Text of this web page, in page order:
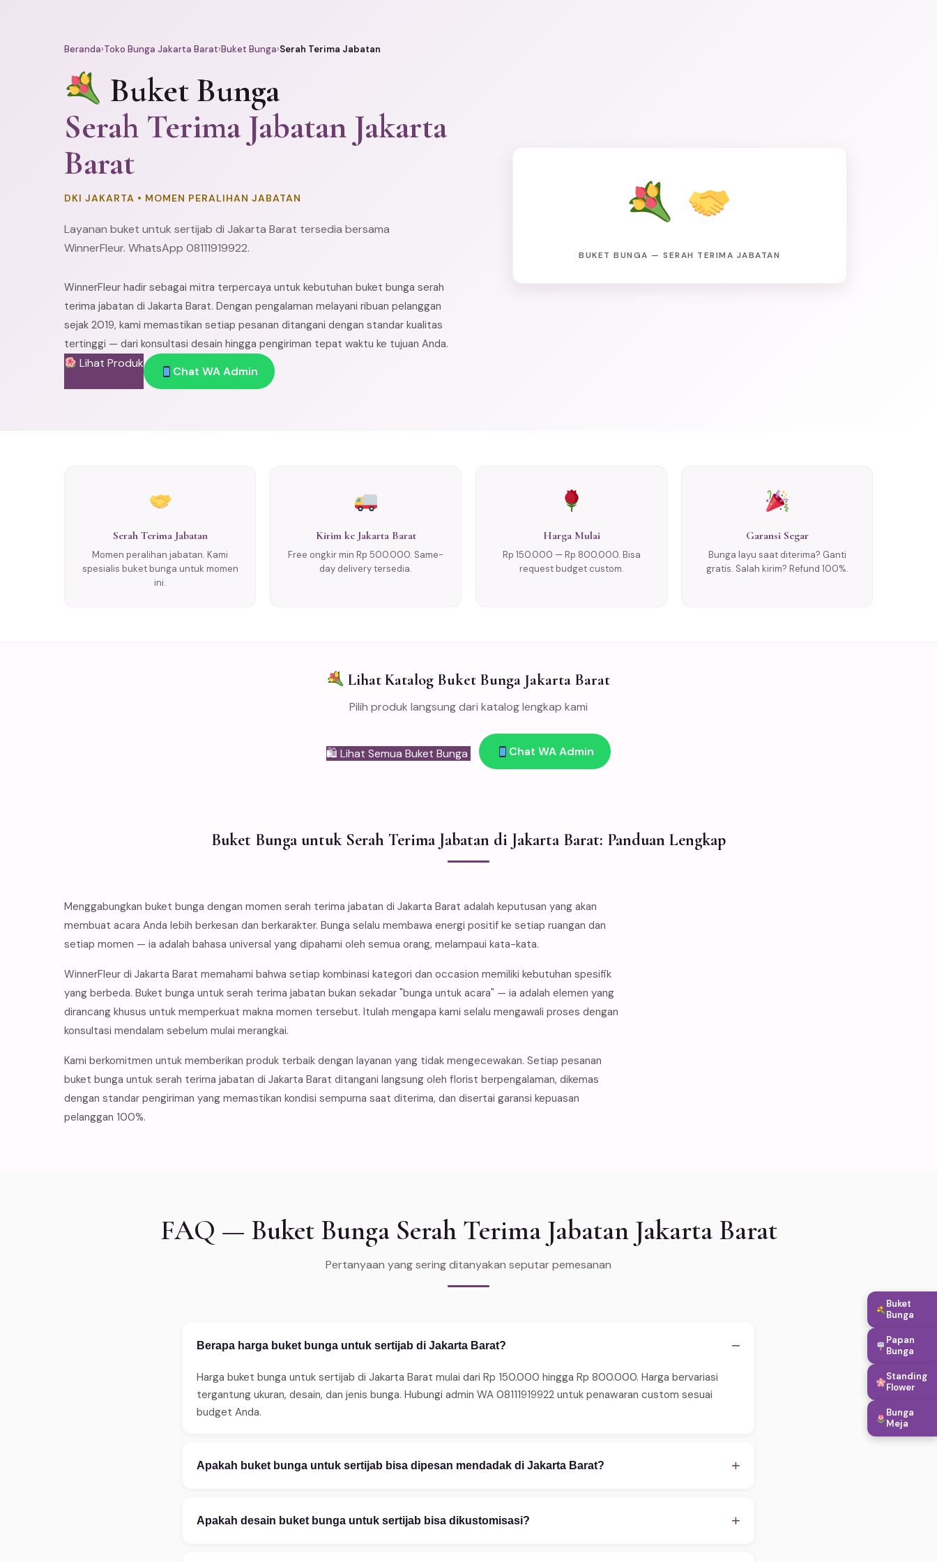
Beranda›Toko Bunga Jakarta Barat›Buket Bunga›Serah Terima Jabatan
Buket Bunga
Serah Terima Jabatan Jakarta
Barat
DKI JAKARTA • MOMEN PERALIHAN JABATAN
Layanan buket untuk sertijab di Jakarta Barat tersedia bersama
WinnerFleur. WhatsApp 08111919922.
WinnerFleur hadir sebagai mitra terpercaya untuk kebutuhan buket bunga serah
terima jabatan di Jakarta Barat. Dengan pengalaman melayani ribuan pelanggan
sejak 2019, kami memastikan setiap pesanan ditangani dengan standar kualitas
tertinggi — dari konsultasi desain hingga pengiriman tepat waktu ke tujuan Anda.
Lihat Produk
Chat WA Admin
BUKET BUNGA — SERAH TERIMA JABATAN
Serah Terima Jabatan
Momen peralihan jabatan. Kami
spesialis buket bunga untuk momen
ini.
Kirim ke Jakarta Barat
Free ongkir min Rp 500.000. Same-
day delivery tersedia.
Harga Mulai
Rp 150.000 — Rp 800.000. Bisa
request budget custom.
Garansi Segar
Bunga layu saat diterima? Ganti
gratis. Salah kirim? Refund 100%.
Lihat Katalog Buket Bunga Jakarta Barat
Pilih produk langsung dari katalog lengkap kami
🛍 Lihat Semua Buket Bunga Chat WA Admin
Buket Bunga untuk Serah Terima Jabatan di Jakarta Barat: Panduan Lengkap
Menggabungkan buket bunga dengan momen serah terima jabatan di Jakarta Barat adalah keputusan yang akan
membuat acara Anda lebih berkesan dan berkarakter. Bunga selalu membawa energi positif ke setiap ruangan dan
setiap momen — ia adalah bahasa universal yang dipahami oleh semua orang, melampaui kata-kata.
WinnerFleur di Jakarta Barat memahami bahwa setiap kombinasi kategori dan occasion memiliki kebutuhan spesifik
yang berbeda. Buket bunga untuk serah terima jabatan bukan sekadar "bunga untuk acara" — ia adalah elemen yang
dirancang khusus untuk memperkuat makna momen tersebut. Itulah mengapa kami selalu mengawali proses dengan
konsultasi mendalam sebelum mulai merangkai.
Kami berkomitmen untuk memberikan produk terbaik dengan layanan yang tidak mengecewakan. Setiap pesanan
buket bunga untuk serah terima jabatan di Jakarta Barat ditangani langsung oleh florist berpengalaman, dikemas
dengan standar pengiriman yang memastikan kondisi sempurna saat diterima, dan disertai garansi kepuasan
pelanggan 100%.
FAQ — Buket Bunga Serah Terima Jabatan Jakarta Barat
Pertanyaan yang sering ditanyakan seputar pemesanan
Berapa harga buket bunga untuk sertijab di Jakarta Barat? −
Harga buket bunga untuk sertijab di Jakarta Barat mulai dari Rp 150.000 hingga Rp 800.000. Harga bervariasi
tergantung ukuran, desain, dan jenis bunga. Hubungi admin WA 08111919922 untuk penawaran custom sesuai
budget Anda.
Apakah buket bunga untuk sertijab bisa dipesan mendadak di Jakarta Barat? +
sebelum jam 14:00. Tersedia juga layanan express 2–4 jam untuk area tertentu. Hubungi WA untuk konfirmasi
Apakah desain buket bunga untuk sertijab bisa dikustomisasi? +
Buket
Bunga
Papan
Bunga
Standing
Flower
Bunga
Meja